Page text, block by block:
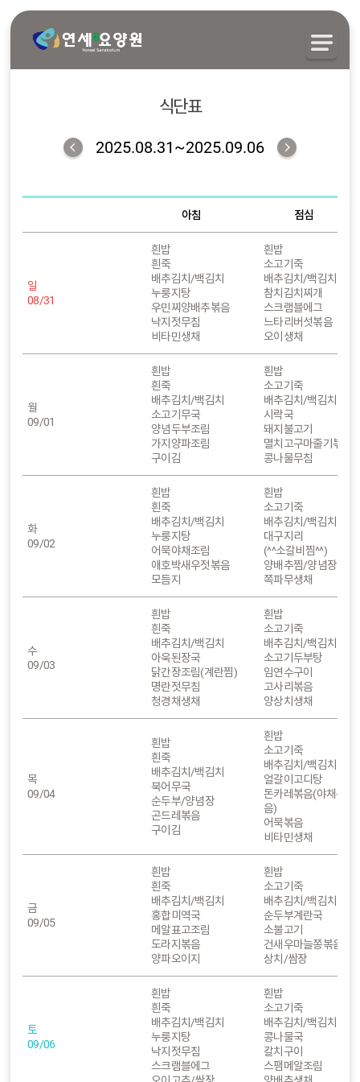
식단표
2025.08.31~2025.09.06
아침 점심
일
08/31
흰밥
흰죽
배추김치/백김치
누룽지탕
우민찌양배추볶음
낙지젓무침
비타민생채
흰밥
소고기죽
배추김치/백김치
참치김치찌개
스크램블에그
느타리버섯볶음
오이생채
월
09/01
흰밥
흰죽
배추김치/백김치
소고기무국
양념두부조림
가지양파조림
구이김
흰밥
소고기죽
배추김치/백김치
시락국
돼지불고기
멸치고구마줄기볶음
콩나물무침
화
09/02
흰밥
흰죽
배추김치/백김치
누룽지탕
어묵야채조림
애호박새우젓볶음
모듬지
흰밥
소고기죽
배추김치/백김치
대구지리
(^^소갈비찜^^)
양배추찜/양념장
쪽파무생채
수
09/03
흰밥
흰죽
배추김치/백김치
아욱된장국
닭간장조림(계란찜)
명란젓무침
청경채생채
흰밥
소고기죽
배추김치/백김치
소고기두부탕
임연수구이
고사리볶음
양상치생채
목
09/04
흰밥
흰죽
배추김치/백김치
북어무국
순두부/양념장
곤드레볶음
구이김
흰밥
소고기죽
배추김치/백김치
얼갈이고디탕
돈카레볶음(야채볶
음)
어묵볶음
비타민생채
금
09/05
흰밥
흰죽
배추김치/백김치
홍합미역국
메알표고조림
도라지볶음
양파오이지
흰밥
소고기죽
배추김치/백김치
순두부계란국
소불고기
건새우마늘쫑볶음
상치/쌈장
토
09/06
흰밥
흰죽
배추김치/백김치
누룽지탕
낙지젓무침
스크램블에그
흰밥
소고기죽
배추김치/백김치
콩나물국
칼치구이
스팸메알조림